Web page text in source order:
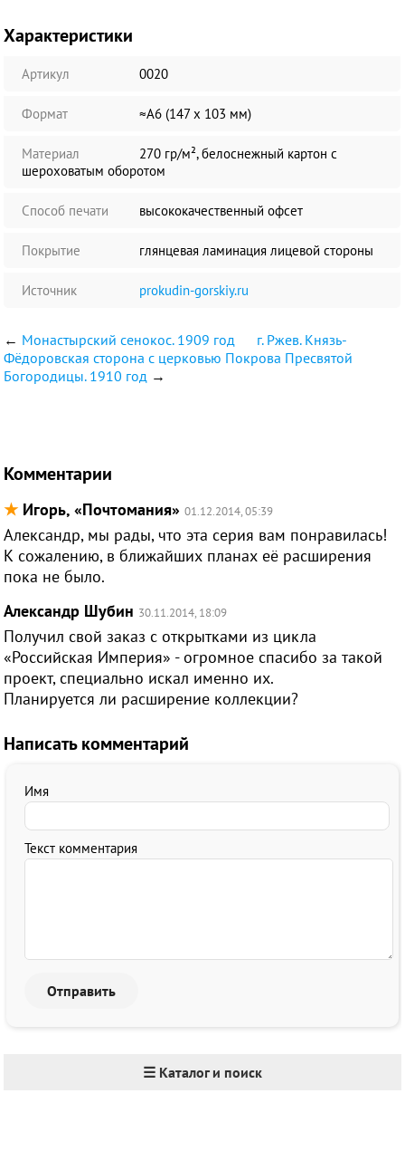
Характеристики
Артикул 0020
Формат ≈А6 (147 х 103 мм)
Материал
270 гр/м², белоснежный картон с
шероховатым оборотом
Способ печати высококачественный офсет
Покрытие глянцевая ламинация лицевой стороны
Источник prokudin-gorskiy.ru
← Монастырский сенокос. 1909 год
г. Ржев. Князь-
Фёдоровская сторона с церковью Покрова Пресвятой
Богородицы. 1910 год →
Комментарии
★ Игорь, «Почтомания» 01.12.2014, 05:39
Александр, мы рады, что эта серия вам понравилась!
К сожалению, в ближайших планах её расширения
пока не было.
Александр Шубин 30.11.2014, 18:09
Получил свой заказ с открытками из цикла
«Российская Империя» - огромное спасибо за такой
проект, специально искал именно их.
Планируется ли расширение коллекции?
Написать комментарий
Имя
Текст комментария
☰ Каталог и поиск